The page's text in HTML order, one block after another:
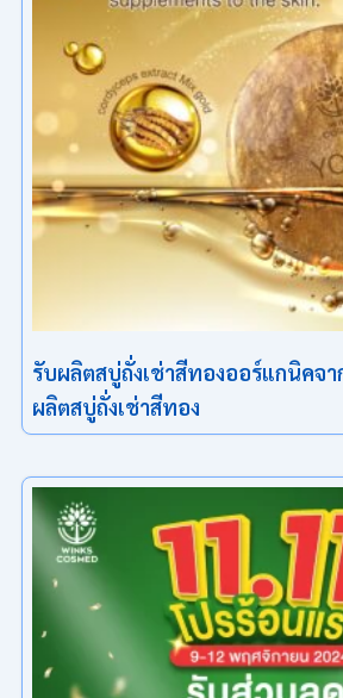
รับผลิตสบู่ถั่งเช่าสีทองออร์แกนิคจ
ผลิตสบู่ถั่งเช่าสีทอง